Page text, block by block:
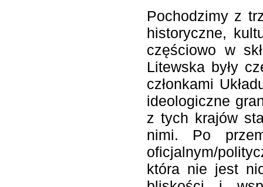
Pochodzimy z
historyczne,
częściowo w
Litewska były
członkami
ideologiczne
z tych krajów
nimi. Po
oficjalnym/
która nie jest